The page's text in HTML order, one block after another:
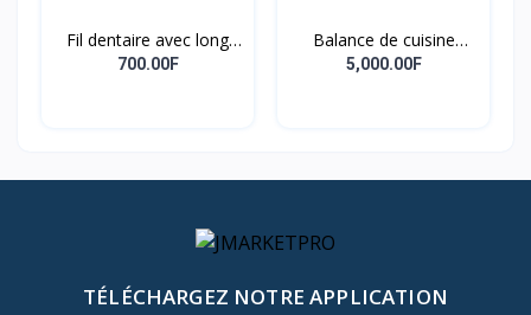
Fil dentaire avec long
manche
700.00F
Balance de cuisine
électronique et
5,000.00F
TÉLÉCHARGEZ NOTRE APPLICATION